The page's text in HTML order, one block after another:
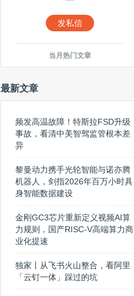
发私信
当月热门文章
最新文章
频发高温故障！特斯拉FSD升级
事故，看清中美智驾监管根本差
异
黎曼动力携手光轮智能与诺亦腾
机器人，剑指2026年百万小时具
身智能数据建设
金刚GC3芯片重新定义视频AI算
力规则，国产RISC-V高端算力商
业化提速
独家丨从飞书火山整合，看阿里
「云钉一体」踩过的坑